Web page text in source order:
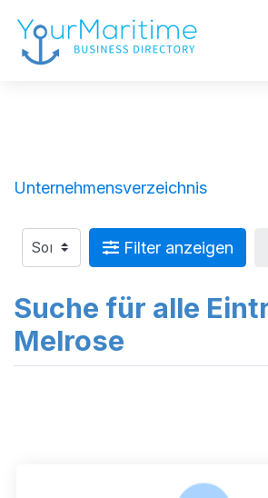
Unternehmensverzeichnis
Filter anzeigen
Suche für alle
Melrose